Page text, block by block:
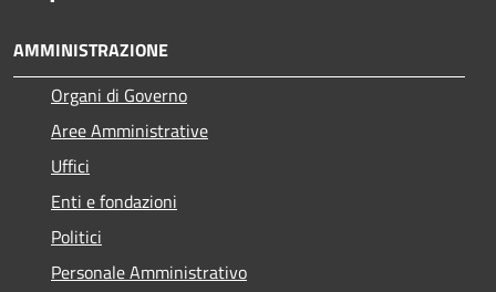
AMMINISTRAZIONE
Organi di Governo
Aree Amministrative
Uffici
Enti e fondazioni
Politici
Personale Amministrativo